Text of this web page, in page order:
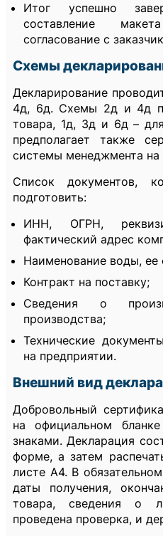
Итог успешно
составление
согласование с
Схемы
Декларирование
4д, 6д. Схемы 2д и 4д
товара, 1д, 3д и 6д –
предполагает также
системы менеджмента на
Список документов,
подготовить:
ИНН, ОГРН,
фактический адрес
Наименование воды,
Контракт на поставку;
Сведения о
производства;
Технические
на предприятии.
Внешний вид
Добровольный
на официальном
знаками. Декларация
форме, а затем
листе А4. В
даты получения,
товара, сведения о
проведена проверка, и